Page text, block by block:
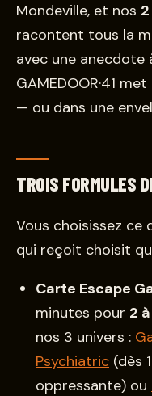
Mondeville, et nos
racontent tous la
avec une anecdote
GAMEDOOR·41
— ou dans une
TROIS FORMULES
Vous choisissez ce
qui reçoit choisit
Carte Escape
minutes pour 2
nos 3 univers :
Psychiatric (dès
oppressante) ou